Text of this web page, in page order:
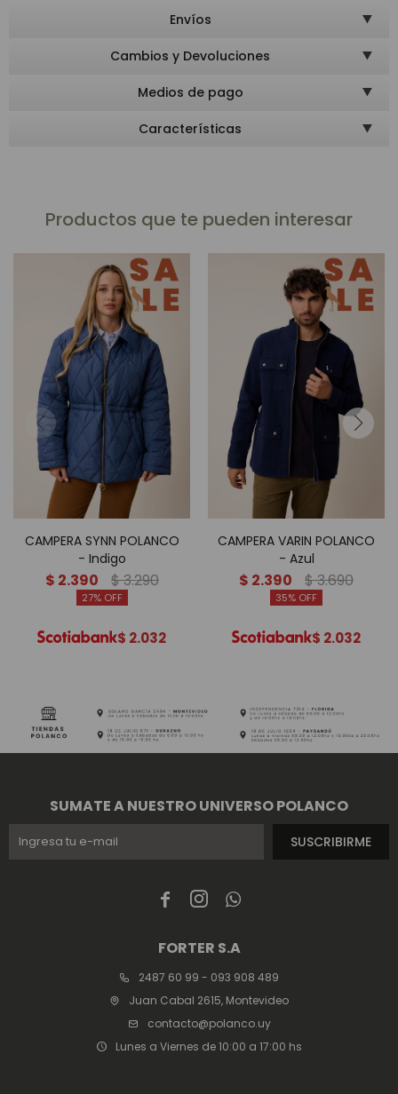
Envíos
Cambios y Devoluciones
Medios de pago
Características
Productos que te pueden interesar
CAMPERA SYNN POLANCO
- Indigo
$ 2.390 $3.290
27
$ 2.032
CAMPERA VARIN POLANCO
- Azul
$ 2.390 $3.690
35
$ 2.032
  
FORTER S.A
2487 60 99 - 093 908 489
Juan Cabal 2615, Montevideo
contacto@polanco.uy
Lunes a Viernes de 10:00 a 17:00 hs
SUMATE A NUESTRO UNIVERSO POLANCO
SUSCRIBIRME